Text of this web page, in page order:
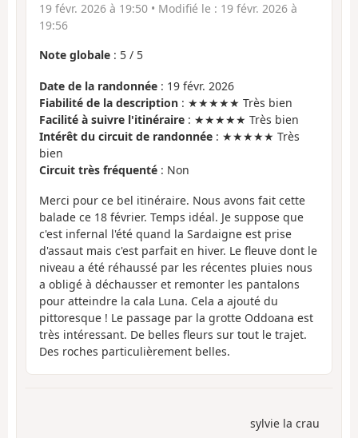
19 févr. 2026 à 19:50 • Modifié le : 19 févr. 2026 à
19:56
Note globale : 5 / 5
Date de la randonnée : 19 févr. 2026
Fiabilité de la description : ★★★★★ Très bien
Facilité à suivre l'itinéraire : ★★★★★ Très bien
Intérêt du circuit de randonnée : ★★★★★ Très
bien
Circuit très fréquenté : Non
Merci pour ce bel itinéraire. Nous avons fait cette
balade ce 18 février. Temps idéal. Je suppose que
c'est infernal l'été quand la Sardaigne est prise
d'assaut mais c'est parfait en hiver. Le fleuve dont le
niveau a été réhaussé par les récentes pluies nous
a obligé à déchausser et remonter les pantalons
pour atteindre la cala Luna. Cela a ajouté du
pittoresque ! Le passage par la grotte Oddoana est
très intéressant. De belles fleurs sur tout le trajet.
Des roches particulièrement belles.
sylvie la crau